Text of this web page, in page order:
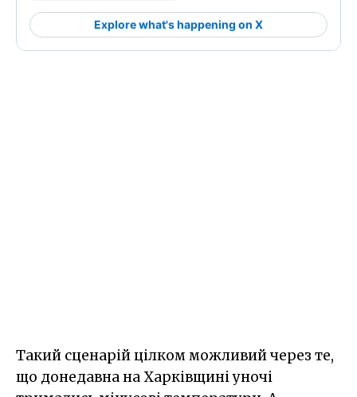
Такий сценарій цілком можливий через те,
що донедавна на Харківщині уночі